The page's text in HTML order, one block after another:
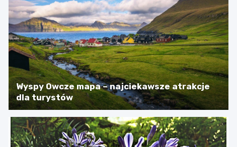
Wyspy Owcze mapa – najciekawsze atrakcje
dla turystów